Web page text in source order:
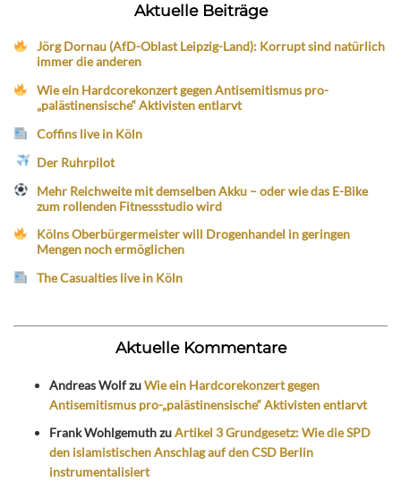
Aktuelle Beiträge
Jörg Dornau (AfD-Oblast Leipzig-Land): Korrupt sind natürlich
immer die anderen
Wie ein Hardcorekonzert gegen Antisemitismus pro-
„palästinensische“ Aktivisten entlarvt
Coffins live in Köln
Der Ruhrpilot
Mehr Reichweite mit demselben Akku – oder wie das E-Bike
zum rollenden Fitnessstudio wird
Kölns Oberbürgermeister will Drogenhandel in geringen
Mengen noch ermöglichen
The Casualties live in Köln
Aktuelle Kommentare
Andreas WolfzuWie ein Hardcorekonzert gegen
Antisemitismus pro-„palästinensische“ Aktivisten entlarvt
Frank WohlgemuthzuArtikel 3 Grundgesetz: Wie die SPD
den islamistischen Anschlag auf den CSD Berlin
instrumentalisiert